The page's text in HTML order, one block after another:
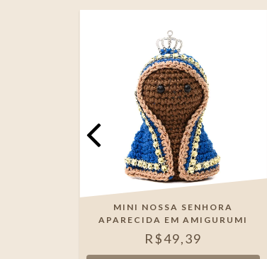
MINI NOSSA SENHORA
APARECIDA EM AMIGURUMI
R$49,39